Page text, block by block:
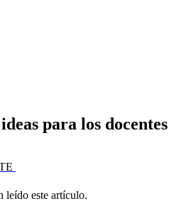
para los docentes
leído este artículo.